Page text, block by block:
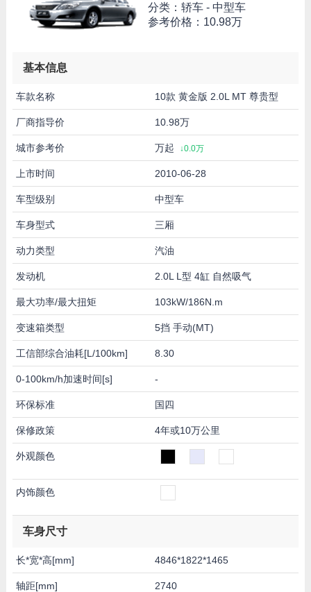
分类：轿车 - 中型车
参考价格： 10.98万
基本信息
车款名称 10款 黄金版 2.0L MT 尊贵型
厂商指导价 10.98万
城市参考价 万起 ↓0.0万
上市时间 2010-06-28
车型级别 中型车
车身型式 三厢
动力类型 汽油
发动机 2.0L L型 4缸 自然吸气
最大功率/最大扭矩 103kW/186N.m
变速箱类型 5挡 手动(MT)
工信部综合油耗[L/100km] 8.30
0-100km/h加速时间[s] -
环保标准 国四
保修政策 4年或10万公里
外观颜色
内饰颜色
车身尺寸
长*宽*高[mm] 4846*1822*1465
轴距[mm] 2740